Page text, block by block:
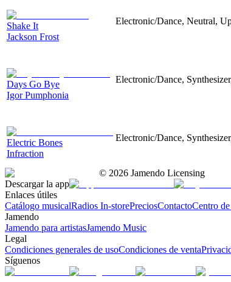
Shake It
Jackson Frost
Electronic/Dance, Neutral,
Days Go Bye
Igor Pumphonia
Electronic/Dance,
Electric Bones
Infraction
Electronic/Dance,
© 2026 Jamendo Licensing
Descargar la app
Enlaces útiles
Catálogo musicalRadios In-storePreciosContactoCentro
Jamendo
Jamendo para artistasJamendo Music
Legal
Condiciones generales de usoCondiciones de venta
Síguenos